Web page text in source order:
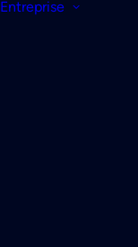
Entreprise